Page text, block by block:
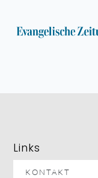
Links
KONTAKT